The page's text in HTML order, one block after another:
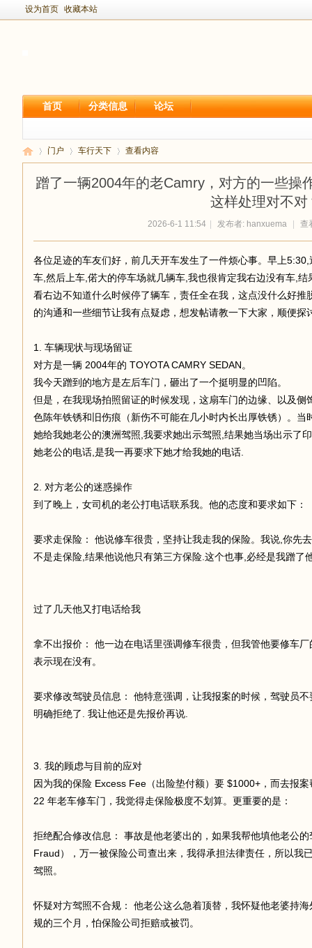
设为首页 收藏本站
首页 分类信息 论坛
门户 车行天下 查看内容
蹭了一辆2004年的老Camry，对方的一些操
这样处理对不对
2026-6-1 11:54 发布者: hanxuema 查
各位足迹的车友们好，前几天开车发生了一件烦心事。早上
车,然后上车,偌大的停车场就几辆车,我也很肯定我右边没有车,
看右边不知道什么时候停了辆车，责任全在我，这点没什么好
的沟通和一些细节让我有点疑虑，想发帖请教一下大家，顺便探
1. 车辆现状与现场留证
对方是一辆 2004年的 TOYOTA CAMRY SEDAN。
我今天蹭到的地方是左后车门，砸出了一个挺明显的凹陷。
但是，在我现场拍照留证的时候发现，这扇车门的边缘、以及
色陈年铁锈和旧伤痕（新伤不可能在几小时内长出厚铁锈）。
她给我她老公的澳洲驾照,我要求她出示驾照,结果她当场出示了
她老公的电话,是我一再要求下她才给我她的电话.
2. 对方老公的迷惑操作
到了晚上，女司机的老公打电话联系我。他的态度和要求如下：
要求走保险： 他说修车很贵，坚持让我走我的保险。我说,你先
不是走保险,结果他说他只有第三方保险.这个也事,必经是我蹭了
过了几天他又打电话给我
拿不出报价： 他一边在电话里强调修车很贵，但我管他要修车
表示现在没有。
要求修改驾驶员信息： 他特意强调，让我报案的时候，驾驶员
明确拒绝了. 我让他还是先报价再说.
3. 我的顾虑与目前的应对
因为我的保险 Excess Fee（出险垫付额）要 $1000+，而去报
22 年老车修车门，我觉得走保险极度不划算。更重要的是：
拒绝配合修改信息： 事故是他老婆出的，如果我帮他填他老公
Fraud），万一被保险公司查出来，我得承担法律责任，所以我
驾照。
怀疑对方驾照不合规： 他老公这么急着顶替，我怀疑他老婆持
规的三个月，怕保险公司拒赔或被罚。